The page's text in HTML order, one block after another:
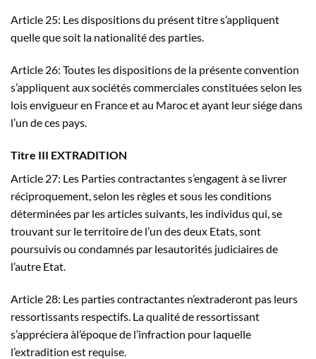
Article 25: Les dispositions du présent titre s’appliquent
quelle que soit la nationalité des parties.
Article 26: Toutes les dispositions de la présente convention
s’appliquent aux sociétés commerciales constituées selon les
lois envigueur en France et au Maroc et ayant leur siége dans
l’un de ces pays.
Titre III EXTRADITION
Article 27: Les Parties contractantes s’engagent à se livrer
réciproquement, selon les règles et sous les conditions
déterminées par les articles suivants, les individus qui, se
trouvant sur le territoire de l’un des deux Etats, sont
poursuivis ou condamnés par lesautorités judiciaires de
l’autre Etat.
Article 28: Les parties contractantes n’extraderont pas leurs
ressortissants respectifs. La qualité de ressortissant
s’appréciera àl’époque de l’infraction pour laquelle
l’extradition est requise.